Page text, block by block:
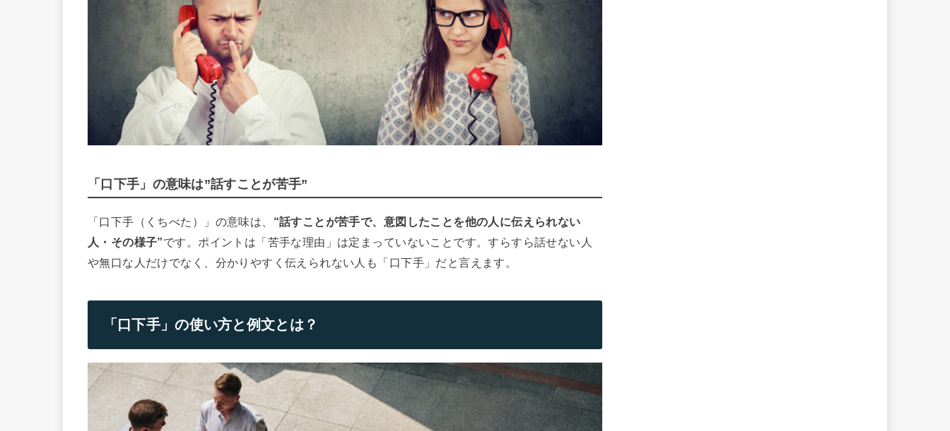
「口下手」の意味は”話すことが苦手”
「口下手（くちべた）」の意味は、 “話すことが苦手で、意図したことを他の人に伝えられない
人・その様子”です。ポイントは「苦手な理由」は定まっていないことです。すらすら話せない人
や無口な人だけでなく、分かりやすく伝えられない人も「口下手」だと言えます。
「口下手」の使い方と例文とは？